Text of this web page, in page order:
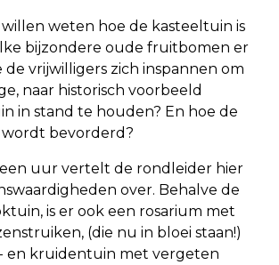
weten hoe de kasteeltuin is
bijzondere oude fruitbomen er
de vrijwilligers zich inspannen om
naar historisch voorbeeld
in stand te houden? En hoe de
wordt bevorderd?
uur vertelt de rondleider hier
over. Behalve de
is er ook een rosarium met
(die nu in bloei staan!)
en kruidentuin met vergeten